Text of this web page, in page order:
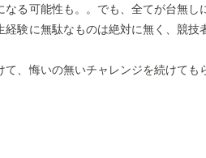
なる可能性も。。でも、全てが台無し
経験に無駄なものは絶対に無く、競
て、悔いの無いチャレンジを続けても